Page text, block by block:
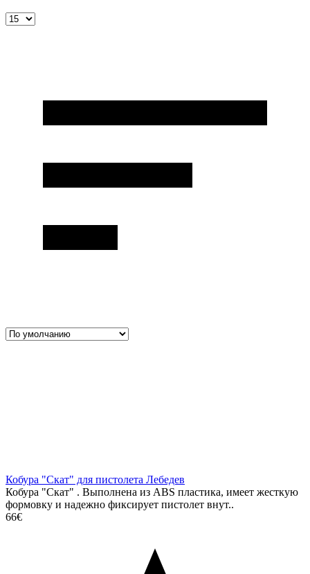
Кобура "Скат" для пистолета Лебедев
Кобура "Скат" . Выполнена из ABS пластика, имеет жесткую
формовку и надежно фиксирует пистолет внут..
66€